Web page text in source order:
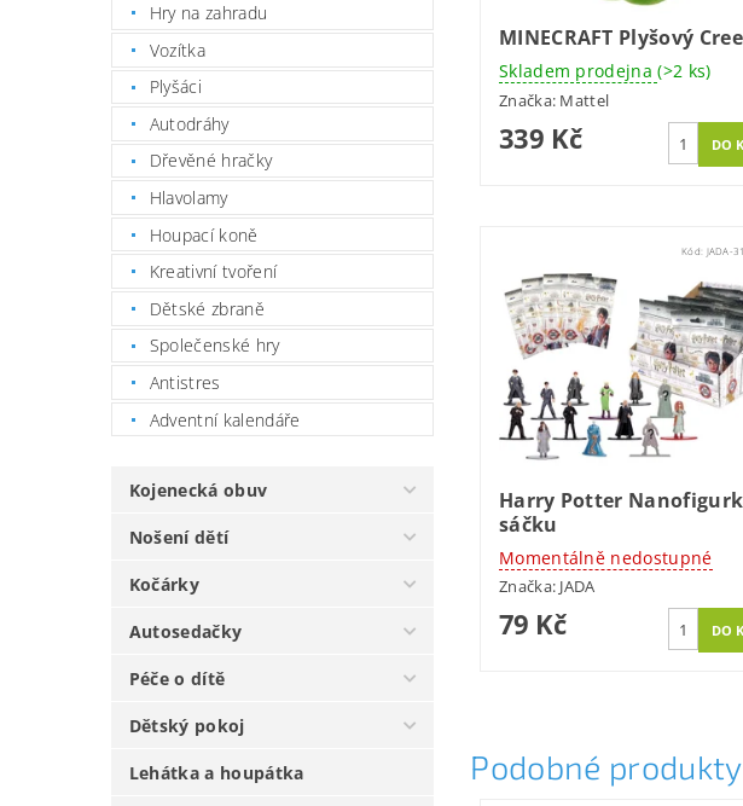
Hry na zahradu
Vozítka
Plyšáci
Autodráhy
Dřevěné hračky
Hlavolamy
Houpací koně
Kreativní tvoření
Dětské zbraně
Společenské hry
Antistres
Adventní kalendáře
Kojenecká obuv
Nošení dětí
Kočárky
Autosedačky
Péče o dítě
Dětský pokoj
Lehátka a houpátka
MINECRAFT Plyšový
Skladem prodejna(>2 ks)
Značka: Mattel
339 Kč
Kód: JADA-
Harry Potter
sáčku
Momentálně nedostupné
Značka: JADA
79 Kč
Podobné produkty